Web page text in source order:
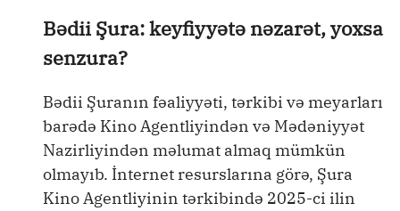
Bədii Şura: keyfiyyətə nəzarət, yoxsa
senzura?
Bədii Şuranın fəaliyyəti, tərkibi və meyarları
barədə Kino Agentliyindən və Mədəniyyət
Nazirliyindən məlumat almaq mümkün
olmayıb. İnternet resurslarına görə, Şura
Kino Agentliyinin tərkibində 2025-ci ilin